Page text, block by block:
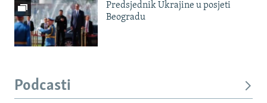
Predsjednik Ukrajine u posjeti
Beogradu
Podcasti